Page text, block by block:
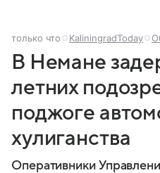
только что KaliningradToday
В Немане
летних
поджоге
хулиганства
Оперативники